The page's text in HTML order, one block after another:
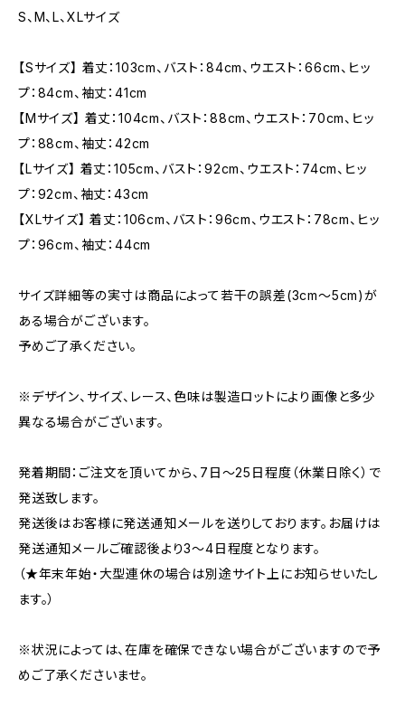
S、M、L、XLサイズ
【Sサイズ】 着丈：103cm、バスト：84cm、ウエスト：66cm、ヒッ
プ：84cm、袖丈：41cm
【Mサイズ】 着丈：104cm、バスト：88cm、ウエスト：70cm、ヒッ
プ：88cm、袖丈：42cm
【Lサイズ】 着丈：105cm、バスト：92cm、ウエスト：74cm、ヒッ
プ：92cm、袖丈：43cm
【XLサイズ】 着丈：106cm、バスト：96cm、ウエスト：78cm、ヒッ
プ：96cm、袖丈：44cm
サイズ詳細等の実寸は商品によって若干の誤差(3cm～5cm)が
ある場合がございます。
予めご了承ください。
※デザイン、サイズ、レース、色味は製造ロットにより画像と多少
異なる場合がございます。
発着期間：ご注文を頂いてから、7日～25日程度（休業日除く）で
発送致します。
発送後はお客様に発送通知メールを送りしております。お届けは
発送通知メールご確認後より3～4日程度となります。
（★年末年始・大型連休の場合は別途サイト上にお知らせいたし
ます。）
※状況によっては、在庫を確保できない場合がございますので予
めご了承くださいませ。